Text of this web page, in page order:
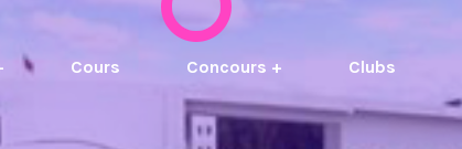
Cours Concours + Clubs